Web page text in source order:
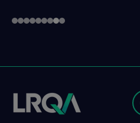
Slide
Go
1
Go
2
Go
3
Go
4
Go
5
Go
6
Go
7
Go
8
Go
9